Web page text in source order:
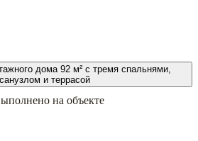
на объекте